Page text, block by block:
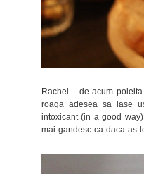
Rachel – de-acum
roaga adesea sa lase
intoxicant (in a good
mai gandesc ca daca as